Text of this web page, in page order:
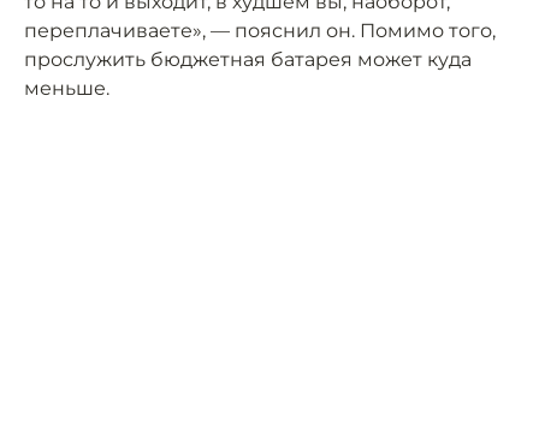
переплачиваете», — пояснил он. Помимо того,
прослужить бюджетная батарея может куда
меньше.